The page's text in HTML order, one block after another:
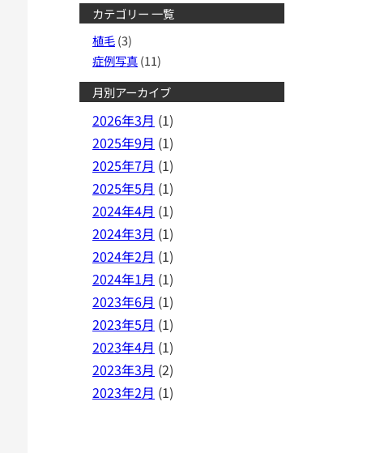
カテゴリー 一覧
植毛(3)
症例写真(11)
月別アーカイブ
2026年3月 (1)
2025年9月 (1)
2025年7月 (1)
2025年5月 (1)
2024年4月 (1)
2024年3月 (1)
2024年2月 (1)
2024年1月 (1)
2023年6月 (1)
2023年5月 (1)
2023年4月 (1)
2023年3月 (2)
2023年2月 (1)